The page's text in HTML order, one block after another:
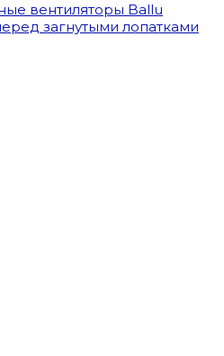
вентиляторы Ballu
загнутыми лопатками